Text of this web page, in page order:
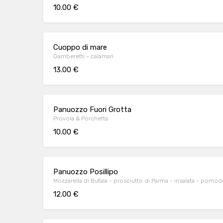
10.00 €
Cuoppo di mare
Gamberetti - calamari
13.00 €
Panuozzo Fuori Grotta
Provola & Porchetta
10.00 €
Panuozzo Posillipo
Mozzarella di Bufala - prosciutto di Parma - insalata -
12.00 €